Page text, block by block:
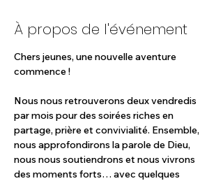
À propos de l'événement
Chers jeunes, une nouvelle aventure
commence !
Nous nous retrouverons deux vendredis
par mois pour des soirées riches en
partage, prière et convivialité. Ensemble,
nous approfondirons la parole de Dieu,
nous nous soutiendrons et nous vivrons
des moments forts… avec quelques